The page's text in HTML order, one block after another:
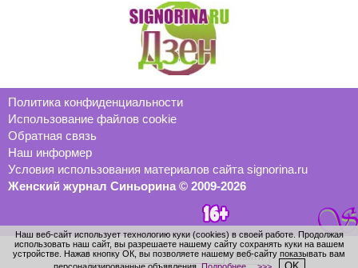
Политика конфиденциальности
Использование файлов cookie
Обратная связь
Наш информер
Условия использования материалов сайта signorina.ru
Женский журнал Синьорина © 2009-2026
Наш веб-сайт использует технологию куки (cookies) в своей работе. Продолжая
использовать наш сайт, вы разрешаете нашему сайту сохранять куки на вашем
устройстве. Нажав кнопку ОК, вы позволяете нашему веб-сайту показывать вам